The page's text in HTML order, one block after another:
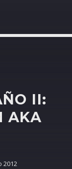
HIT
II:
AKA
2012